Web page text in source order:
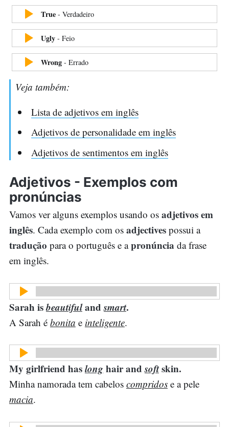
True- Verdadeiro
Ugly- Feio
Wrong- Errado
Veja também:
Lista de adjetivos em inglês
Adjetivos de personalidade em inglês
Adjetivos de sentimentos em inglês
Adjetivos - Exemplos com
pronúncias
Vamos ver alguns exemplos usando os adjetivos em
inglês. Cada exemplo com os adjectivespossui a
tradução para o português e apronúncia da frase
em inglês.
Sarah isbeautifulandsmart.
A Sarah é bonita e inteligente.
My girlfriend haslong hair andsoftskin.
Minha namorada tem cabelos compridose a pele
macia.